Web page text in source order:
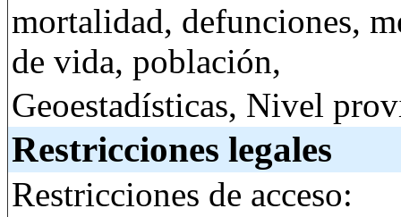
mortalidad, defunciones,
de vida, población,
Geoestadísticas, Nivel
Restricciones legales
Restricciones de acceso: